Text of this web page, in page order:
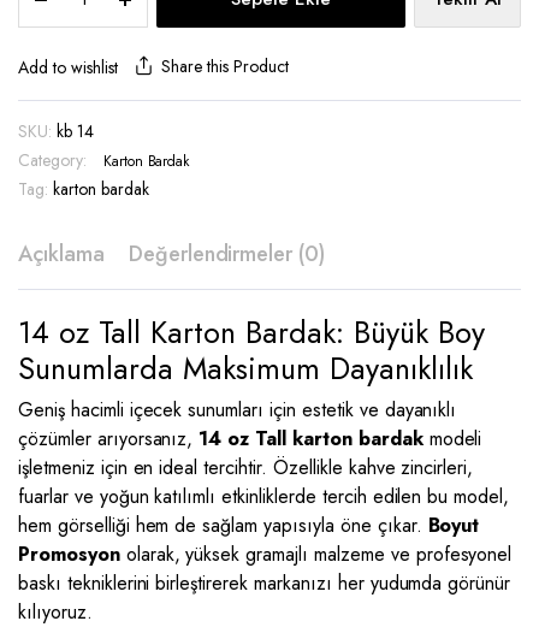
Bardak
Tall
14
KB
14
L
Add to wishlist Share this Product
SKU: kb 14
Category:
Karton Bardak
Tag: karton bardak
Açıklama Değerlendirmeler (0)
14 oz Tall Karton Bardak: Büyük Boy
Sunumlarda Maksimum Dayanıklılık
Geniş hacimli içecek sunumları için estetik ve dayanıklı
çözümler arıyorsanız, 14 oz Tall karton bardakmodeli
işletmeniz için en ideal tercihtir. Özellikle kahve zincirleri,
fuarlar ve yoğun katılımlı etkinliklerde tercih edilen bu model,
hem görselliği hem de sağlam yapısıyla öne çıkar. Boyut
Promosyonolarak, yüksek gramajlı malzeme ve profesyonel
baskı tekniklerini birleştirerek markanızı her yudumda görünür
kılıyoruz.